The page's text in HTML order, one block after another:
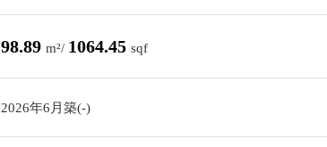
98.89 m²/ 1064.45 sqf
2026年6月築(-)